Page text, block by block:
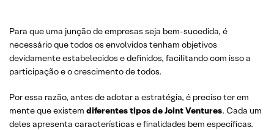
Para que uma junção de empresas seja bem-sucedida, é
necessário que todos os envolvidos tenham objetivos
devidamente estabelecidos e definidos, facilitando com isso a
participação e o crescimento de todos.
Por essa razão, antes de adotar a estratégia, é preciso ter em
mente que existem diferentes tipos de Joint Ventures. Cada um
deles apresenta características e finalidades bem específicas.